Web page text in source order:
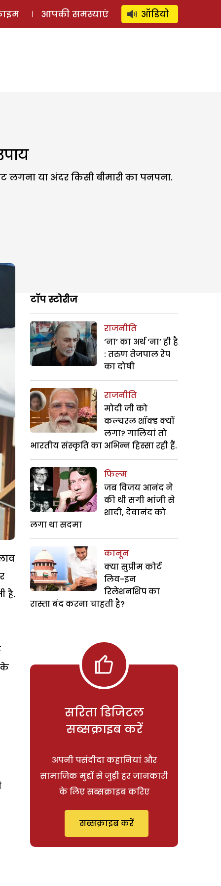
लॉग इन ⚲ SUBSCRIBE
आपकी समस्याएं ऑडियो
लगना या अंदर किसी बीमारी का पनपना.
है.
के
टॉप स्टोरीज
राजनीति
‘ना’ का अर्थ ‘ना’ ही है
: तरुण तेजपाल रेप
का दोषी
राजनीति
मोदी जी को
कल्चरल शॉक्ड क्यों
लगा? गालियां तो
भारतीय संस्कृति का अभिन्न हिस्सा रही हैं.
फिल्म
जब विजय आनंद ने
की थी सगी भांजी से
शादी, देवानंद को
लगा था सदमा
कानून
क्या सुप्रीम कोर्ट
लिव-इन
रिलेशनशिप का
रास्ता बंद करना चाहती है?
सरिता डिजिटल
सब्सक्राइब करें
अपनी पसंदीदा कहानियां और
सामाजिक मुद्दों से जुड़ी हर जानकारी
के लिए सब्सक्राइब करिए
सब्सक्राइब करें